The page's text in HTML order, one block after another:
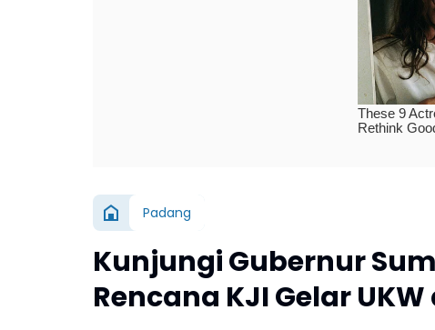
Padang
Kunjungi Gubernur
Rencana KJI Gelar